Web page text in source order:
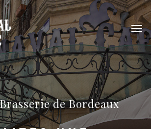
de Bordeaux